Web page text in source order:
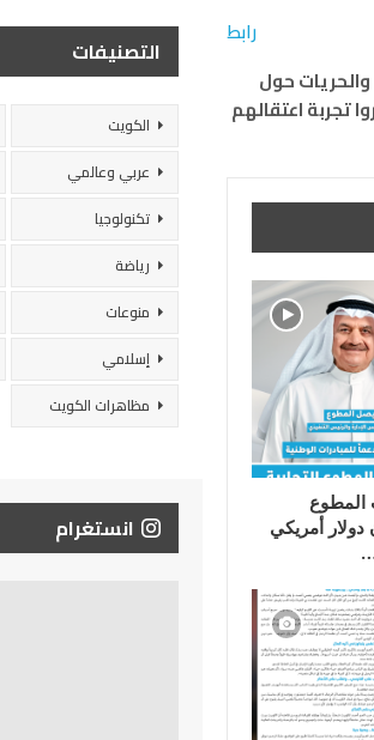
رابط
حول
تجربة اعتقالهم
المطوع
دولار أمريكي
التصنيفات
الكويت
عربي وعالمي
تكنولوجيا
رياضة
منوعات
إسلامي
مظاهرات الكويت
انستغرام